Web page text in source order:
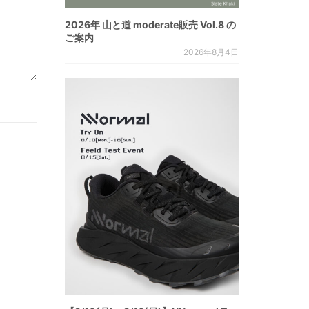
2026年 山と道 moderate販売 Vol.8 の
ご案内
2026年8月4日